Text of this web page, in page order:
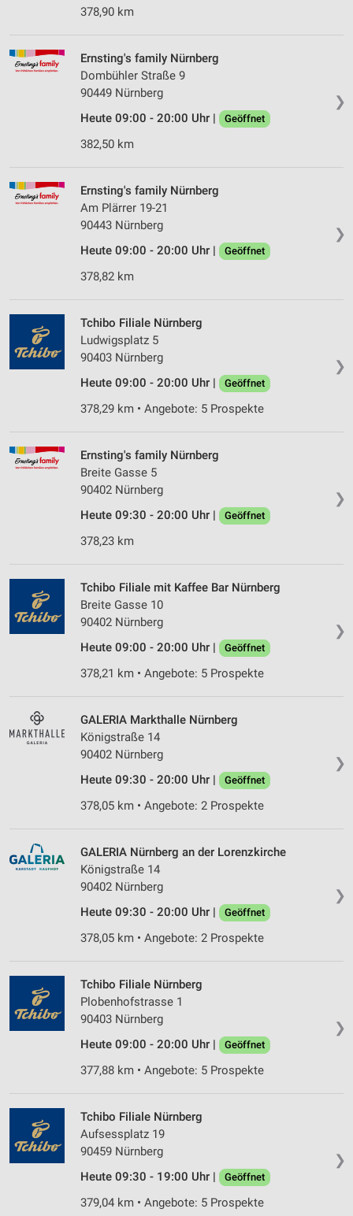
378,90 km
❯
Ernsting's family Nürnberg
Dombühler Straße 9
90449 Nürnberg
Heute 09:00 - 20:00 Uhr |
Geöffnet
382,50 km
❯
Ernsting's family Nürnberg
Am Plärrer 19-21
90443 Nürnberg
Heute 09:00 - 20:00 Uhr |
Geöffnet
378,82 km
❯
Tchibo Filiale Nürnberg
Ludwigsplatz 5
90403 Nürnberg
Heute 09:00 - 20:00 Uhr |
Geöffnet
378,29 km • Angebote: 5 Prospekte
❯
Ernsting's family Nürnberg
Breite Gasse 5
90402 Nürnberg
Heute 09:30 - 20:00 Uhr |
Geöffnet
378,23 km
❯
Tchibo Filiale mit Kaffee Bar Nürnberg
Breite Gasse 10
90402 Nürnberg
Heute 09:00 - 20:00 Uhr |
Geöffnet
378,21 km • Angebote: 5 Prospekte
❯
GALERIA Markthalle Nürnberg
Königstraße 14
90402 Nürnberg
Heute 09:30 - 20:00 Uhr |
Geöffnet
378,05 km • Angebote: 2 Prospekte
❯
GALERIA Nürnberg an der Lorenzkirche
Königstraße 14
90402 Nürnberg
Heute 09:30 - 20:00 Uhr |
Geöffnet
378,05 km • Angebote: 2 Prospekte
❯
Tchibo Filiale Nürnberg
Plobenhofstrasse 1
90403 Nürnberg
Heute 09:00 - 20:00 Uhr |
Geöffnet
377,88 km • Angebote: 5 Prospekte
❯
Tchibo Filiale Nürnberg
Aufsessplatz 19
90459 Nürnberg
Heute 09:30 - 19:00 Uhr |
Geöffnet
379,04 km • Angebote: 5 Prospekte